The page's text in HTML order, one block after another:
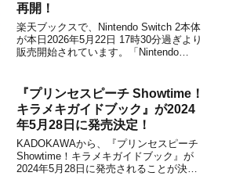
再開！
楽天ブックスで、Nintendo Switch 2本体
が本日2026年5月22日 17時30分過ぎより
販売開始されています。「Nintendo
週の2026年5月25日(月)より49,980円(税
込...
『プリンセスピーチ Showtime！
キラメキガイドブック』が2024
年5月28日に発売決定！
KADOKAWAから、『プリンセスピーチ
Showtime！キラメキガイドブック』が
2024年5月28日に発売されることが決定